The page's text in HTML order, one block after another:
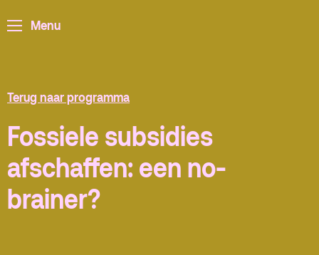
Menu
zalen
Zoeken
Terug naar programma
Fossiele subsidies
afschaffen: een no-
brainer?